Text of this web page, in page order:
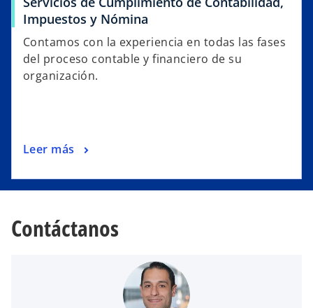
Impuestos y Nómina
Contamos con la experiencia en todas las fases
del proceso contable y financiero de su
organización.
Leer más
Contáctanos